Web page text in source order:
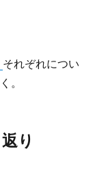
それぞれについ
。
り